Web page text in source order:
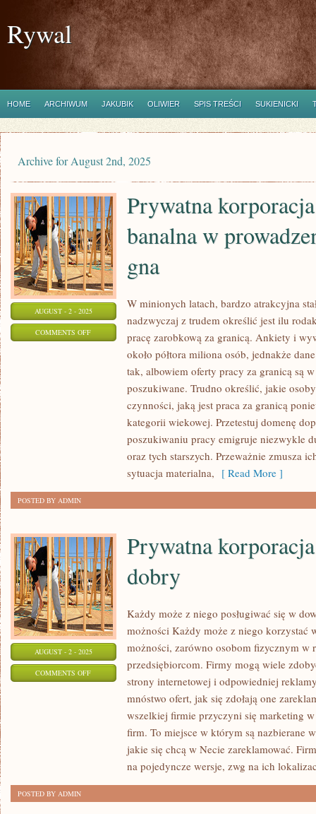
Rywal
HOME ARCHIWUM JAKUBIK OLIWIER SPIS TREŚCI SUKIENICKI
Archive for August 2nd, 2025
AUGUST - 2 - 2025
COMMENTS OFFON
KORPORACJA
PROWADZENIU,
CO
ZA
GNA
Prywatna
banalna w
gna
W minionych latach, bardzo atrakcyjna
nadzwyczaj z trudem określić jest ilu
pracę zarobkową za granicą. Ankiety i
około półtora miliona osób, jednakże
tak, albowiem oferty pracy za granicą są
poszukiwane. Trudno określić, jakie
czynności, jaką jest praca za granicą
kategorii wiekowej. Przetestuj domenę
poszukiwaniu pracy emigruje niezwykle
oraz tych starszych. Przeważnie zmusza
sytuacja materialna, [ Read More ]
POSTED BY ADMIN
AUGUST - 2 - 2025
COMMENTS OFFON
Prywatna
dobry
Każdy może z niego posługiwać się w
możności Każdy może z niego korzystać
możności, zarówno osobom fizycznym
przedsiębiorcom. Firmy mogą wiele
strony internetowej i odpowiedniej
mnóstwo ofert, jak się zdołają one
wszelkiej firmie przyczyni się marketing
firm. To miejsce w którym są nazbierane
jakie się chcą w Necie zareklamować.
na pojedyncze wersje, zwg na ich
POSTED BY ADMIN